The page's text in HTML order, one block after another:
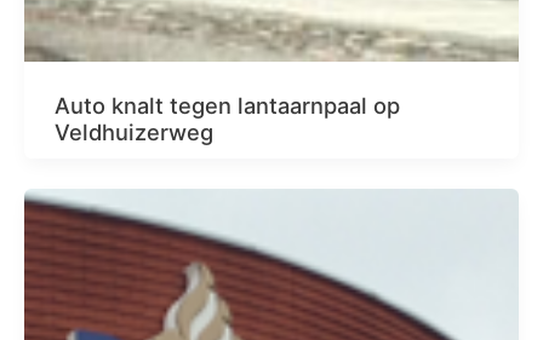
Auto knalt tegen lantaarnpaal op
Veldhuizerweg